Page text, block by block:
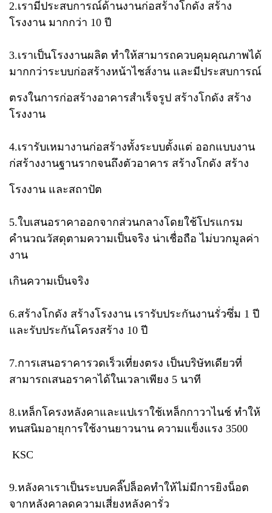
2.เรามีประสบการณ์​ด้านงานก่อสร้างโกดัง สร้าง
โรงงาน มากกว่า​ 10 ปี
3.เราเป็นโรงงานผลิต​ ทำให้สามารถควบคุมคุณภาพได้
มากกว่าระบบก่อสร้างหน้าไชส์งาน​ และมีประสบการณ์
ตรงในการก่อสร้างอาคารสำเร็จรูป สร้างโกดัง สร้าง
โรงงาน
4.เรารับเหมางานก่อสร้างทั้งระบบตั้งแต่​ ออกแบบ​งาน​
ก่สร้างงานฐานรากจนถึงตัวอาคาร สร้างโกดัง สร้าง
โรงงาน และสถาปัต
5.ใบเสนอราคาออกจากส่วนกลาง​โดยใช้โปรแกรม
คำนวณวัสดุตามความเป็นจริง​ น่าเชื่อถือ​ ไม่บวกมูลค่า
งาน
เกินความเป็นจริง
6.สร้างโกดัง สร้างโรงงาน เรารับประกันงานรั่วซึ่ม​ 1 ปี​
และรับประกันโครงสร้าง​ 10 ปี
7.การเสนอราคารวดเร็วเที่ยงตรง​ เป็นบริษัทเดียวที่
สามารถเสนอราคาได้ในเวลาเพียง​ 5 นาที
8.เหล็กโครงหลังคาและแป​เราใช้เหล็กกาวาไนช์​ ทำให้
ทนสนิมอายุการใช้งานยาวนาน​ ความแข็งแรง​ 3500
​ KSC
9.หลังคาเราเป็นระบบคลิ๊ปล็อคทำให้ไม่มีการยิงน็อต
จากหลังคา​ลดความเสี่ยงหลังคารั่ว